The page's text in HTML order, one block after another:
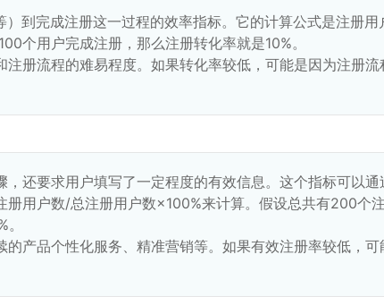
）到完成注册这一过程的效率指标。它的计算公式是注册
个用户完成注册，那么注册转化率就是10%。
注册流程的难易程度。如果转化率较低，可能是因为注册
，还要求用户填写了一定程度的有效信息。这个指标可以
册用户数/总注册用户数×100%来计算。假设总共有200个
的产品个性化服务、精准营销等。如果有效注册率较低，